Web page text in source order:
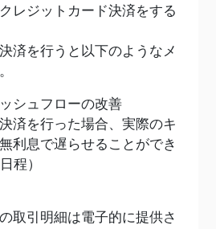
レジットカード決済をする
済を行うと以下のようなメ
シュフローの改善
済を行った場合、実際のキ
利息で遅らせることができ
程）
取引明細は電子的に提供さ